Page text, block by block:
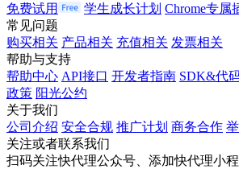
免费试用
学生成长计划 Chrome专属
常见问题
购买相关 产品相关 充值相关 发票相关
帮助与支持
帮助中心 API接口 开发者指南 SDK&代
政策 阳光公约
关于我们
公司介绍 安全合规 推广计划 商务合作
关注或者联系我们
扫码关注快代理公众号、添加快代理小